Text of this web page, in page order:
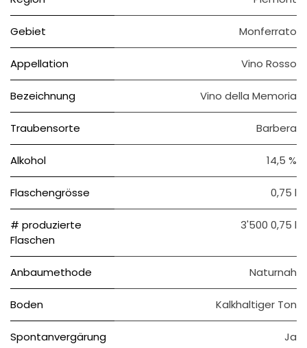
Gebiet Monferrato
Appellation Vino Rosso
Bezeichnung Vino della Memoria
Traubensorte Barbera
Alkohol 14,5 %
Flaschengrösse 0,75 l
# produzierte
Flaschen
3'500 0,75 l
Anbaumethode Naturnah
Boden Kalkhaltiger Ton
Spontanvergärung Ja